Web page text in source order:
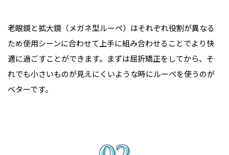
老眼鏡と拡大鏡（メガネ型ルーペ）はそれぞれ役割が異なる
ため使用シーンに合わせて上手に組み合わせることでより快
適に過ごすことができます。まずは屈折矯正をしてから、そ
れでも小さいものが見えにくいような時にルーペを使うのが
ベターです。